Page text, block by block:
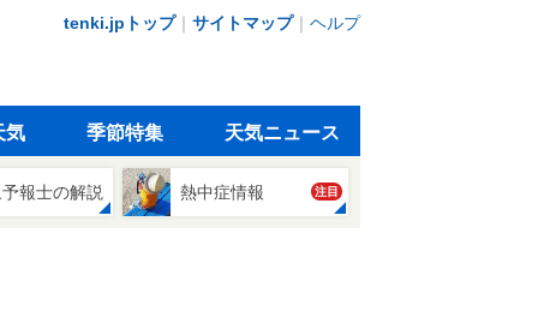
tenki.jpトップ｜ サイトマップ｜ ヘルプ
気 季節特集 天気ニュース
報士の解説 熱中症情報 注目